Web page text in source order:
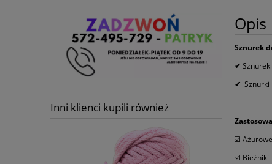
Inni klienci kupili również
Opis
Sznurek
✔
✔ Sznurki
☑️
☑️ Bieżniki